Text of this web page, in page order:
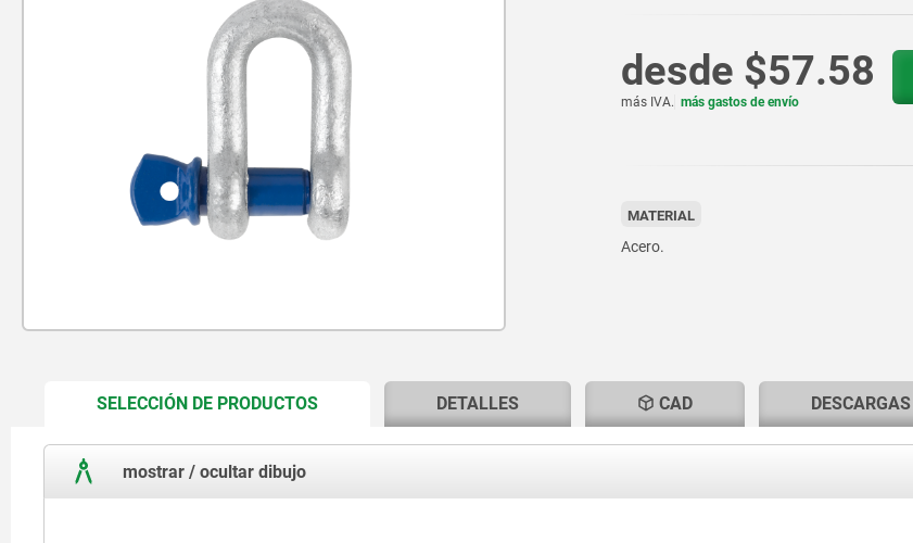
desde $57.58
más IVA. más gastos de envío
MATERIAL
Acero.
SELECCIÓN DE PRODUCTOSCURRENT
DETALLES CAD DESCARGAS
mostrar / ocultar dibujo